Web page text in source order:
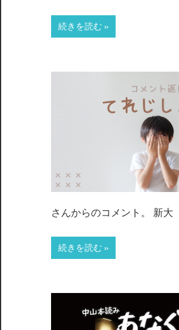
続きを読む
さんからのコメント。 新大
続きを読む